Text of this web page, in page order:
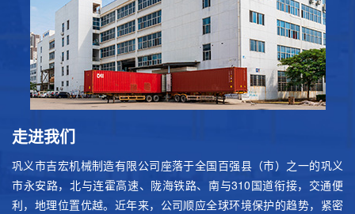
走进我们
巩义市吉宏机械制造有限公司座落于全国百强县（市）之一的巩义
市永安路，北与连霍高速、陇海铁路、南与310国道衔接，交通便
利，地理位置优越。近年来，公司顺应全球环境保护的趋势，紧密